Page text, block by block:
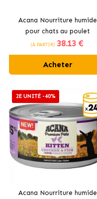
Acana Nourriture humide
pour chats au poulet
(À PARTIR) 38.13 €
Acheter
2E UNITÉ -40%
Acana Nourriture humide